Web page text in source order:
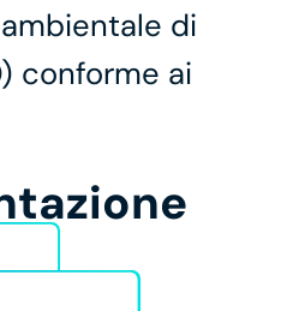
di
conforme ai